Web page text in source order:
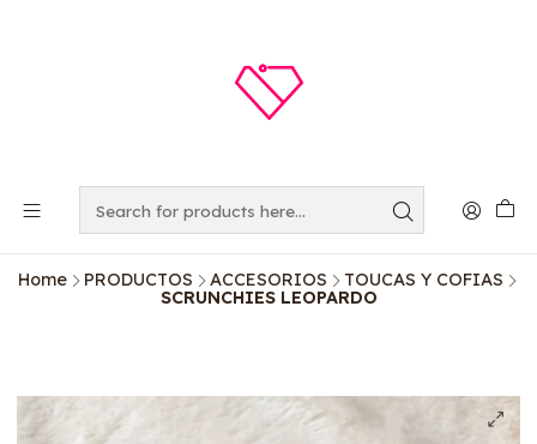
Home PRODUCTOS ACCESORIOS
TOUCAS Y COFIAS
SCRUNCHIES LEOPARDO